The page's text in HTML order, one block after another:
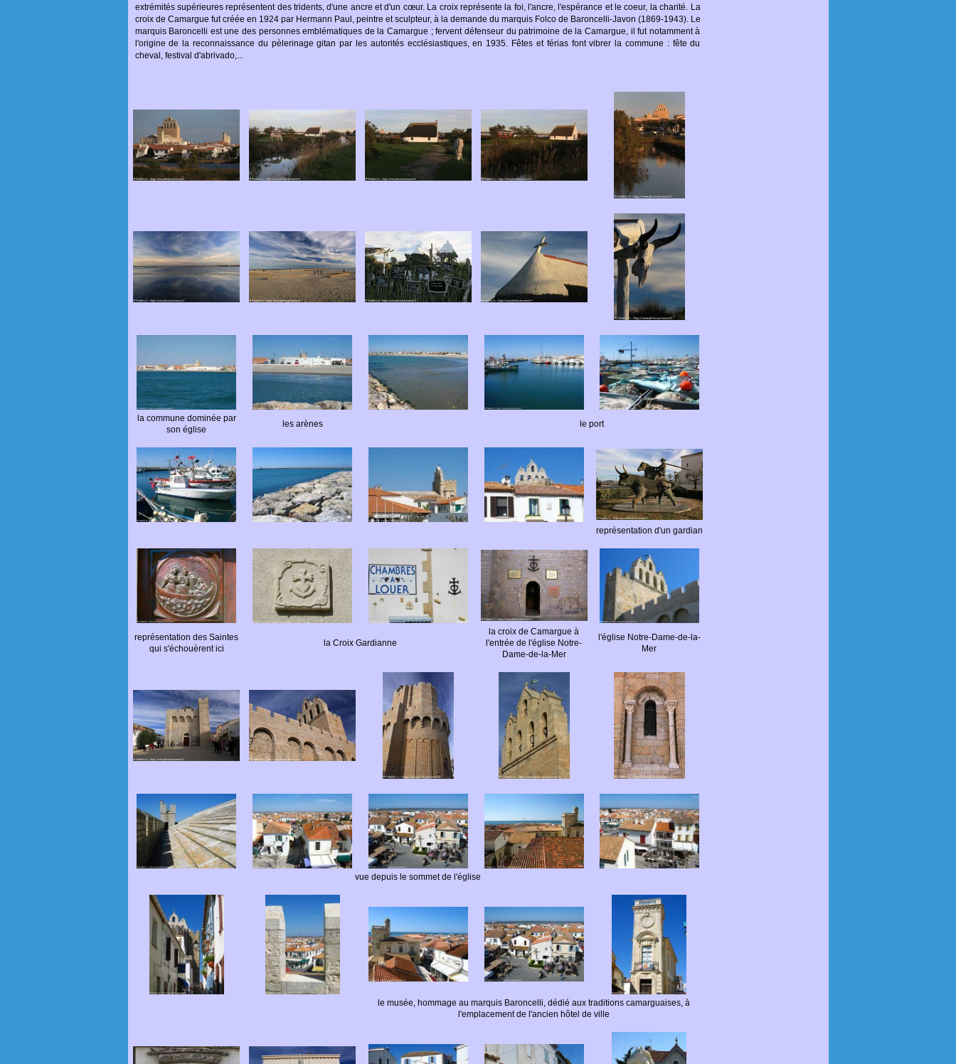
extrémités supérieures représentent des tridents, d'une ancre et d'un cœur. La croix représente la foi, l'ancre, l'espérance et le coeur, la charité. La
croix de Camargue fut créée en 1924 par Hermann Paul, peintre et sculpteur, à la demande du marquis Folco de Baroncelli-Javon (1869-1943). Le
marquis Baroncelli est une des personnes emblématiques de la Camargue ; fervent défenseur du patrimoine de la Camargue, il fut notamment à
l'origine de la reconnaissance du pèlerinage gitan par les autorités ecclésiastiques, en 1935. Fêtes et férias font vibrer la commune : fête du
cheval, festival d'abrivado,...
la commune dominée par
son église
les arènes le port
représentation d'un gardian
représentation des Saintes
qui s'échouèrent ici
la Croix Gardianne
la croix de Camargue à
l'entrée de l'église Notre-
Dame-de-la-Mer
l'église Notre-Dame-de-la-
Mer
vue depuis le sommet de l'église
le musée, hommage au marquis Baroncelli, dédié aux traditions camarguaises, à
l'emplacement de l'ancien hôtel de ville